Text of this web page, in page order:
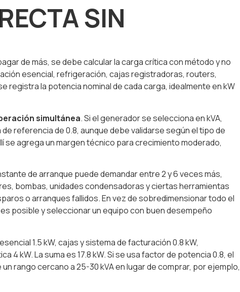
SIN
de más, se debe calcular la carga crítica con método y no
esencial, refrigeración, cajas registradoras, routers,
la potencia nominal de cada carga, idealmente en kW
simultánea. Si el generador se selecciona en kVA,
referencia de 0.8, aunque debe validarse según el tipo de
se agrega un margen técnico para crecimiento moderado,
de arranque puede demandar entre 2 y 6 veces más,
bombas, unidades condensadoras y ciertas herramientas
o arranques fallidos. En vez de sobredimensionar todo el
posible y seleccionar un equipo con buen desempeño
1.5 kW, cajas y sistema de facturación 0.8 kW,
kW. La suma es 17.8 kW. Si se usa factor de potencia 0.8, el
rango cercano a 25-30 kVA en lugar de comprar, por ejemplo,